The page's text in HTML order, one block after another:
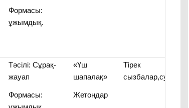
Формасы:
ұжымдық.
Тәсілі: Сұрақ-
жауап
Формасы:
«Үш
шапалақ»
Жетондар
Тірек
сызбалар,суреттер